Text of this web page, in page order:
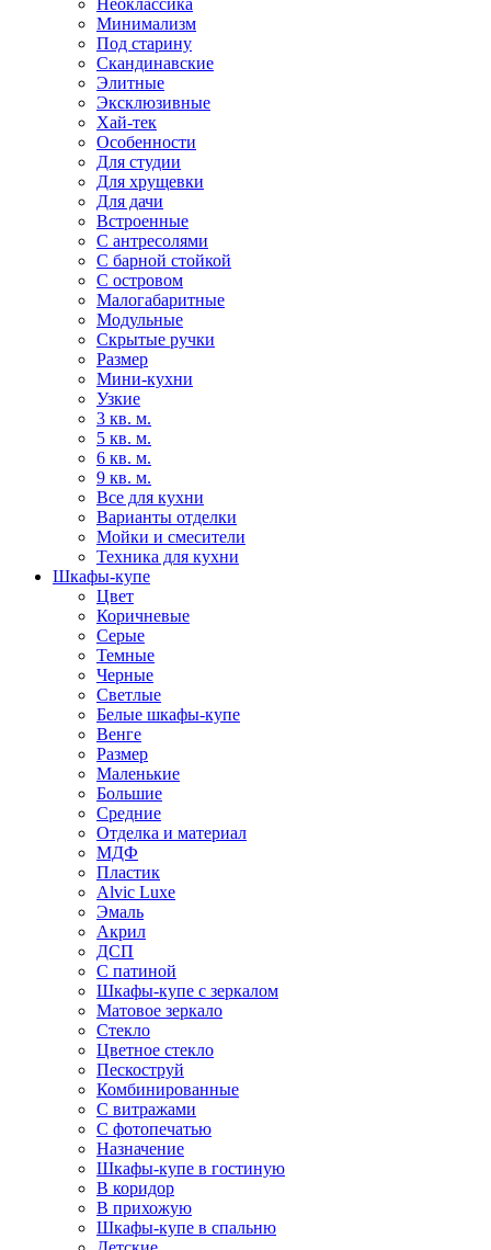
Неоклассика
Минимализм
Под старину
Скандинавские
Элитные
Эксклюзивные
Хай-тек
Особенности
Для студии
Для хрущевки
Для дачи
Встроенные
С антресолями
С барной стойкой
С островом
Малогабаритные
Модульные
Скрытые ручки
Размер
Мини-кухни
Узкие
3 кв. м.
5 кв. м.
6 кв. м.
9 кв. м.
Все для кухни
Варианты отделки
Мойки и смесители
Техника для кухни
Шкафы-купе
Цвет
Коричневые
Серые
Темные
Черные
Светлые
Белые шкафы-купе
Венге
Размер
Маленькие
Большие
Средние
Отделка и материал
МДФ
Пластик
Alvic Luxe
Эмаль
Акрил
ДСП
С патиной
Шкафы-купе с зеркалом
Матовое зеркало
Стекло
Цветное стекло
Пескоструй
Комбинированные
С витражами
С фотопечатью
Назначение
Шкафы-купе в гостиную
В коридор
В прихожую
Шкафы-купе в спальню